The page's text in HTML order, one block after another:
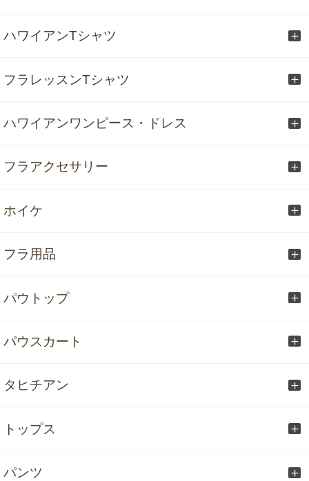
ハワイアンTシャツ
フラレッスンTシャツ
ハワイアンワンピース・ドレス
フラアクセサリー
ホイケ
フラ用品
パウトップ
パウスカート
タヒチアン
トップス
パンツ